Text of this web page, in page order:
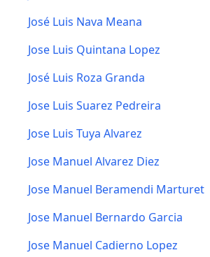
José Luis Nava Meana
Jose Luis Quintana Lopez
José Luis Roza Granda
Jose Luis Suarez Pedreira
Jose Luis Tuya Alvarez
Jose Manuel Alvarez Diez
Jose Manuel Beramendi Marturet
Jose Manuel Bernardo Garcia
Jose Manuel Cadierno Lopez